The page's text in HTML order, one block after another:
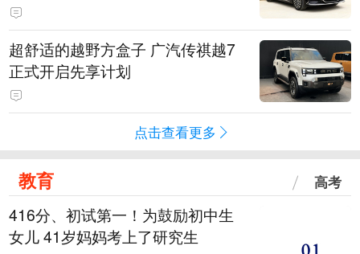
超舒适的越野方盒子 广汽传祺越7
正式开启先享计划
点击查看更多
教育 高考
416分、初试第一！为鼓励初中生
女儿 41岁妈妈考上了研究生